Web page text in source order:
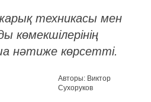
техникасы мен
көмекшілерінің
нәтиже көрсетті.
Авторы: Виктор
Сухоруков